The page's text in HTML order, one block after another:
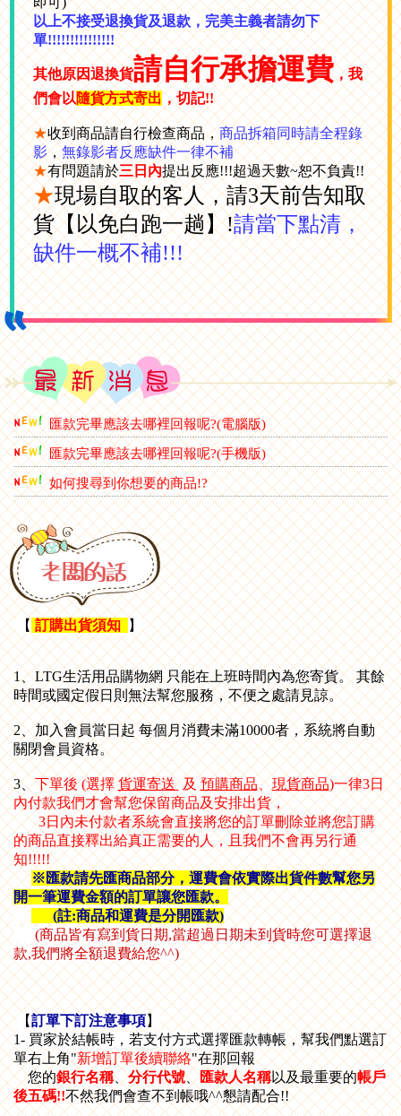
以上不接受退換貨及退款，完美主義者請勿下
單!!!!!!!!!!!!!!!
其他原因退換貨請自行承擔運費，我
們會以隨貨方式寄出，切記!!
★收到商品請自行檢查商品，商品拆箱同時請全程錄
影，無錄影者反應缺件一律不補
★有問題請於三日內提出反應!!!超過天數~恕不負責!!
★現場自取的客人，請3天前告知取
貨【以免白跑一趟】!請當下點清，
缺件一概不補!!!
匯款完畢應該去哪裡回報呢?(電腦版)
匯款完畢應該去哪裡回報呢?(手機版)
如何搜尋到你想要的商品!?
【 訂購出貨須知 】
1、LTG生活用品購物網 只能在上班時間內為您寄貨。 其餘
時間或國定假日則無法幫您服務，不便之處請見諒。
2、加入會員當日起 每個月消費未滿10000者，系統將自動
關閉會員資格。
3、下單後 (選擇貨運寄送及預購商品、現貨商品)一律3日
內付款我們才會幫您保留商品及安排出貨，
3日內未付款者系統會直接將您的訂單刪除並將您訂購
的商品直接釋出給真正需要的人，且我們不會再另行通
知!!!!!
※匯款請先匯商品部分，運費會依實際出貨件數幫您另
開一筆運費金額的訂單讓您匯款。
(註:商品和運費是分開匯款)
(商品皆有寫到貨日期,當超過日期未到貨時您可選擇退
款,我們將全額退費給您^^)
【訂單下訂注意事項】
1- 買家於結帳時，若支付方式選擇匯款轉帳，幫我們點選訂
單右上角"新增訂單後續聯絡"在那回報
您的銀行名稱、分行代號、匯款人名稱以及最重要的帳戶
後五碼!!不然我們會查不到帳哦^^懇請配合!!